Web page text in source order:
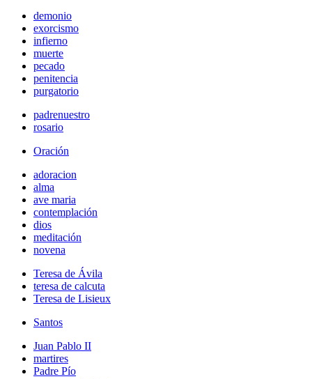
demonio
exorcismo
infierno
muerte
pecado
penitencia
purgatorio
padrenuestro
rosario
Oración
adoracion
alma
ave maria
contemplación
dios
meditación
novena
Teresa de Ávila
teresa de calcuta
Teresa de Lisieux
Santos
Juan Pablo II
martires
Padre Pío